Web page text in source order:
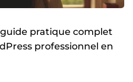
pratique complet
professionnel en